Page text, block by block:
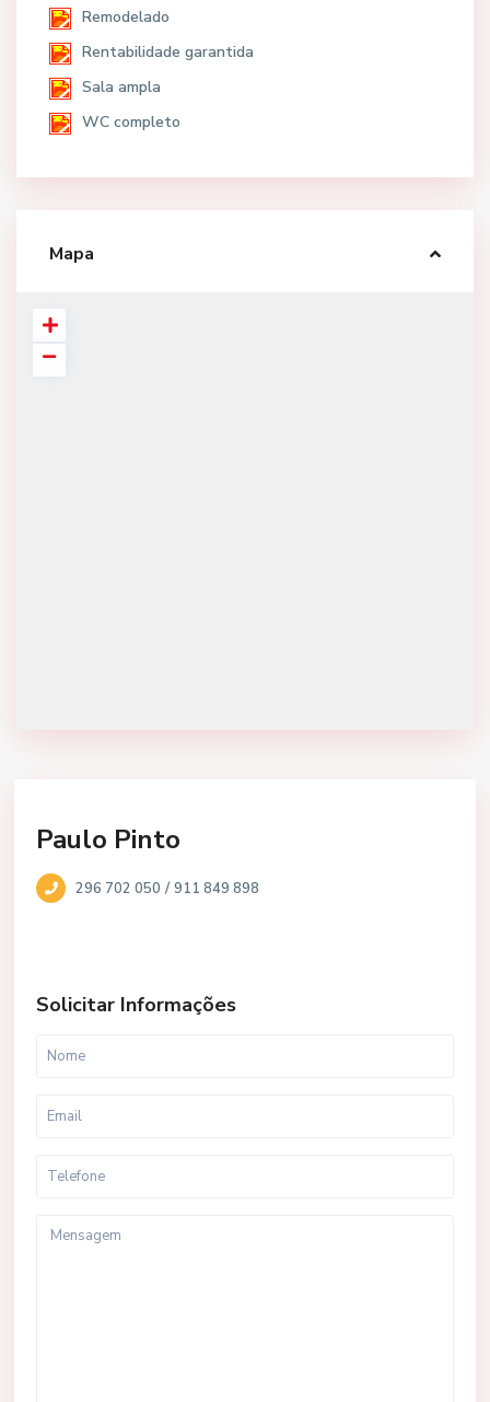
Remodelado
Rentabilidade garantida
Sala ampla
WC completo
Mapa
Paulo Pinto
296 702 050 /911 849 898
Solicitar Informações